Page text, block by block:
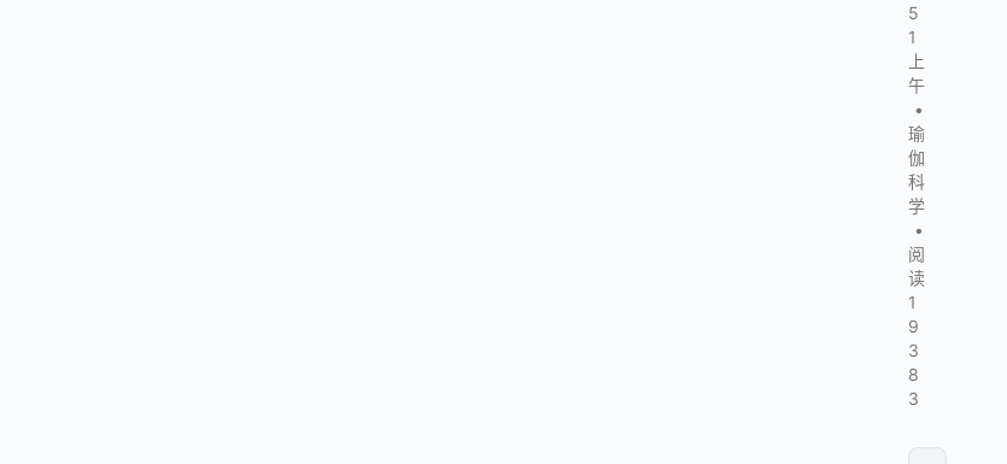
5
1
上
午
•
瑜
伽
科
学
•
阅
读
1
9
3
8
3